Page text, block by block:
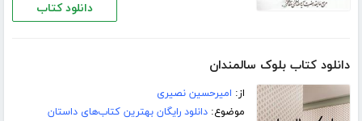
دانلود کتاب
دانلود کتاب بلوک سالمندان
از: امیرحسین نصیری
موضوع:دانلود رایگان بهترین کتاب‌های داستان